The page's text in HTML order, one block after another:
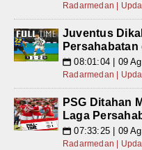
Radarmedan |
Juventus
Persahabatan
📅 08:01:04 | 09
Radarmedan |
PSG Ditahan
Laga
📅 07:33:25 | 09
Radarmedan |